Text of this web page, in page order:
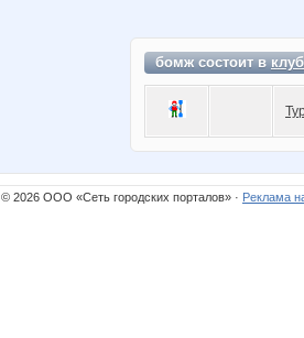
бомж состоит в
© 2026 ООО «Сеть городских порталов» · Реклама